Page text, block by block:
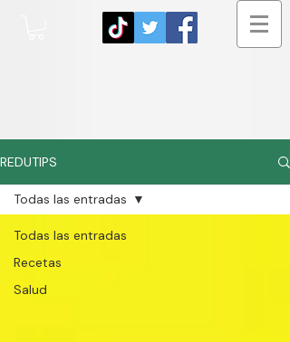
REDUTIPS
Todas las entradas
Recetas
Salud
Todas las entradas